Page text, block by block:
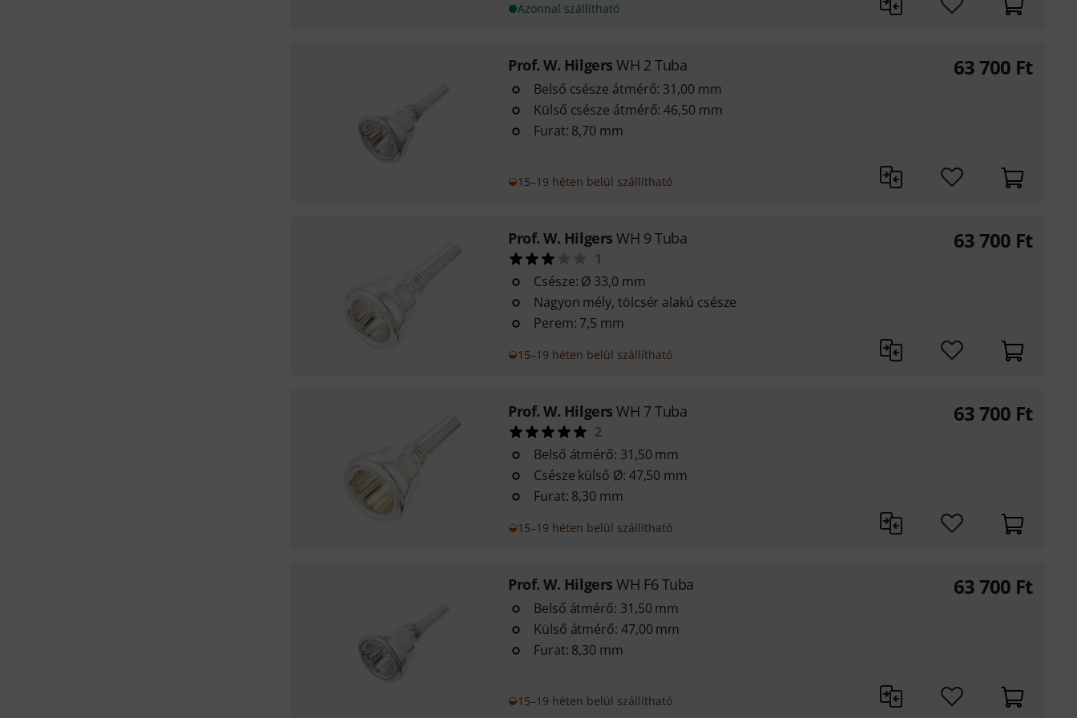
Azonnal szállítható
Prof. W. Hilgers WH 2 Tuba
Belső csésze átmérő: 31,00 mm
Külső csésze átmérő: 46,50 mm
Furat: 8,70 mm
15–19 héten belül szállítható
63 700 Ft
Prof. W. Hilgers WH 9 Tuba
1
Csésze: Ø 33,0 mm
Nagyon mély, tölcsér alakú csésze
Perem: 7,5 mm
15–19 héten belül szállítható
63 700 Ft
Prof. W. Hilgers WH 7 Tuba
2
Belső átmérő: 31,50 mm
Csésze külső Ø: 47,50 mm
Furat: 8,30 mm
15–19 héten belül szállítható
63 700 Ft
Prof. W. Hilgers WH F6 Tuba
Belső átmérő: 31,50 mm
Külső átmérő: 47,00 mm
Furat: 8,30 mm
15–19 héten belül szállítható
63 700 Ft